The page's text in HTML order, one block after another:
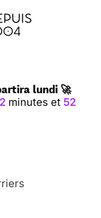
lundi 🚀
minutes et51